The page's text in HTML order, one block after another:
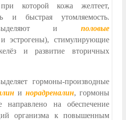
при которой кожа желтеет,
и быстрая утомляемость.
выделяют и половые
эстрогены), стимулирующие
и развитие вторичных
гормоны-производные
и норадреналин, гормоны
направлено на обеспечение
организма к повышенным